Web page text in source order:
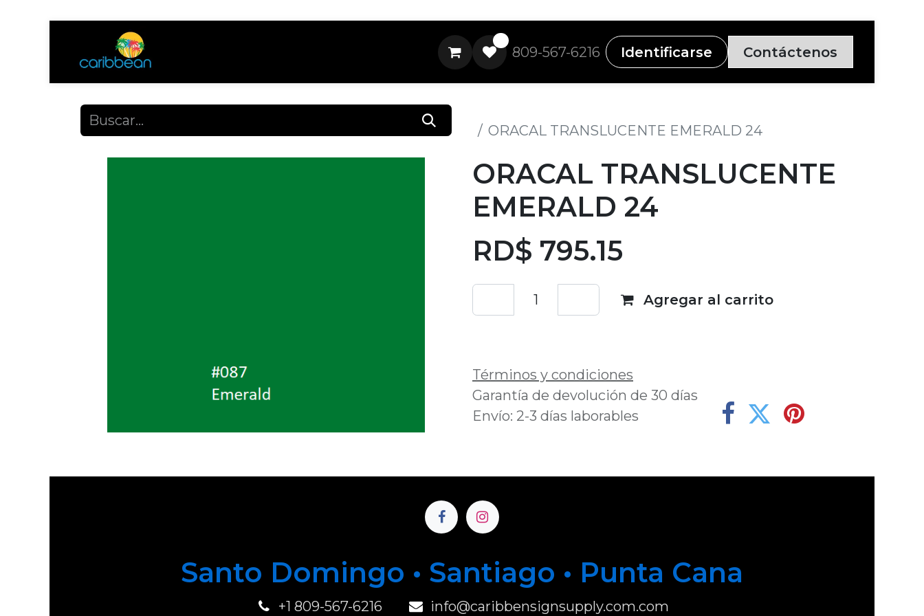
809-567-6216 Identificarse Contáctenos
ORACAL TRANSLUCENTE EMERALD 24
ORACAL TRANSLUCENTE
EMERALD 24
RD$ 795.15
Agregar al carrito
Términos y condiciones
Garantía de devolución de 30 días
Envío: 2-3 días laborables
Santo Domingo • Santiago • Punta Cana
+1 809-567-6216 info@caribbensignsupply.com.com